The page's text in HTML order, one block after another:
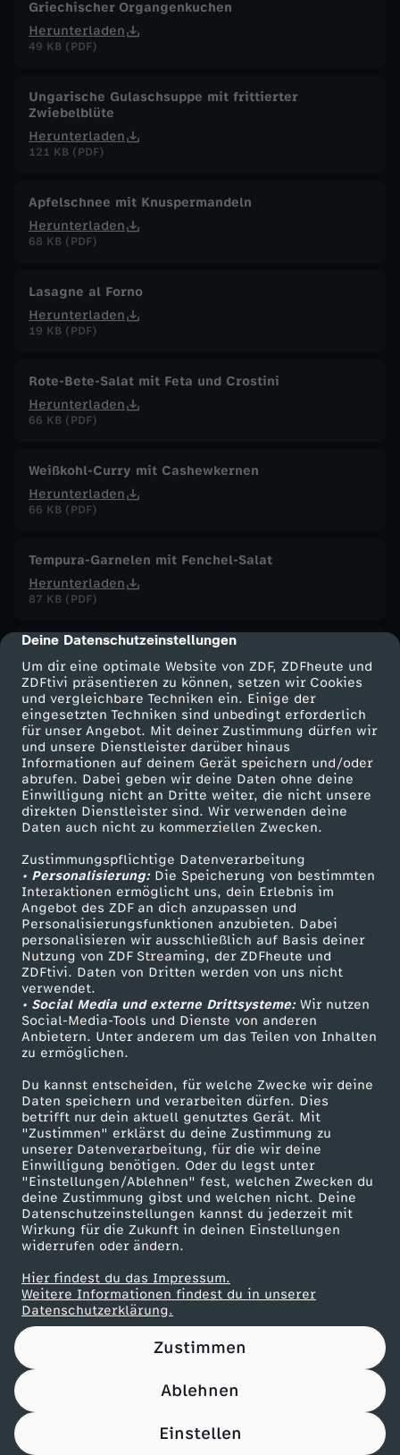
cmp-dialog-description
Deine Datenschutzeinstellungen
Um dir eine optimale Website von ZDF, ZDFheute und
ZDFtivi präsentieren zu können, setzen wir Cookies
und vergleichbare Techniken ein. Einige der
eingesetzten Techniken sind unbedingt erforderlich
für unser Angebot. Mit deiner Zustimmung dürfen wir
und unsere Dienstleister darüber hinaus
Informationen auf deinem Gerät speichern und/oder
abrufen. Dabei geben wir deine Daten ohne deine
Einwilligung nicht an Dritte weiter, die nicht unsere
direkten Dienstleister sind. Wir verwenden deine
Daten auch nicht zu kommerziellen Zwecken.
Zustimmungspflichtige Datenverarbeitung
• Personalisierung:Die Speicherung von bestimmten
Interaktionen ermöglicht uns, dein Erlebnis im
Angebot des ZDF an dich anzupassen und
Personalisierungsfunktionen anzubieten. Dabei
personalisieren wir ausschließlich auf Basis deiner
Nutzung von ZDF Streaming, der ZDFheute und
ZDFtivi. Daten von Dritten werden von uns nicht
verwendet.
• Social Media und externe Drittsysteme:Wir nutzen
Social-Media-Tools und Dienste von anderen
Anbietern. Unter anderem um das Teilen von Inhalten
zu ermöglichen.
Du kannst entscheiden, für welche Zwecke wir deine
Daten speichern und verarbeiten dürfen. Dies
betrifft nur dein aktuell genutztes Gerät. Mit
"Zustimmen" erklärst du deine Zustimmung zu
unserer Datenverarbeitung, für die wir deine
Einwilligung benötigen. Oder du legst unter
"Einstellungen/Ablehnen" fest, welchen Zwecken du
deine Zustimmung gibst und welchen nicht. Deine
Datenschutzeinstellungen kannst du jederzeit mit
Wirkung für die Zukunft in deinen Einstellungen
widerrufen oder ändern.
Hier findest du das Impressum.
Weitere Informationen findest du in unserer
Datenschutzerklärung.
Zustimmen
Ablehnen
Einstellen
Griechischer Organgenkuchen
Herunterladen
49 KB (PDF)
Ungarische Gulaschsuppe mit frittierter
Zwiebelblüte
Herunterladen
121 KB (PDF)
Apfelschnee mit Knuspermandeln
Herunterladen
68 KB (PDF)
Lasagne al Forno
Herunterladen
19 KB (PDF)
Rote-Bete-Salat mit Feta und Crostini
Herunterladen
66 KB (PDF)
Weißkohl-Curry mit Cashewkernen
Herunterladen
66 KB (PDF)
Tempura-Garnelen mit Fenchel-Salat
Herunterladen
87 KB (PDF)
Briouats mit Hähnchenfüllung
Herunterladen
16 KB (PDF)
Grünkohl-Gemüsesuppe mit Grünkohlchips
Herunterladen
63 KB (PDF)
Selbstgemachtes Knäckebrot
Herunterladen
191 KB (PDF)
Kaffeevariationen von Alessandro Metafune
Herunterladen
99 KB (PDF)
Linsen-Bowl mit gebackener Rote Bete
Herunterladen
67 KB (PDF)
Maronencremesuppe mit Thymian-Crostini
Herunterladen
66 KB (PDF)
Beef Tri-Tip mit Süßkartoffel-Wedges
Herunterladen
21 KB (PDF)
Panettone-Pudding mit Orangensoße
Herunterladen
61 KB (PDF)
Pfannkuchen-Rouladen